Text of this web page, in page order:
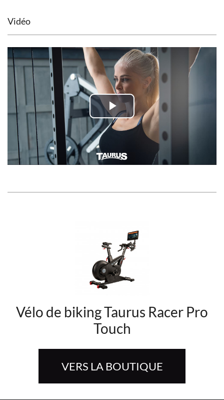
Vidéo
Play
Video
Vélo de biking Taurus Racer Pro
Touch
VERS LA BOUTIQUE